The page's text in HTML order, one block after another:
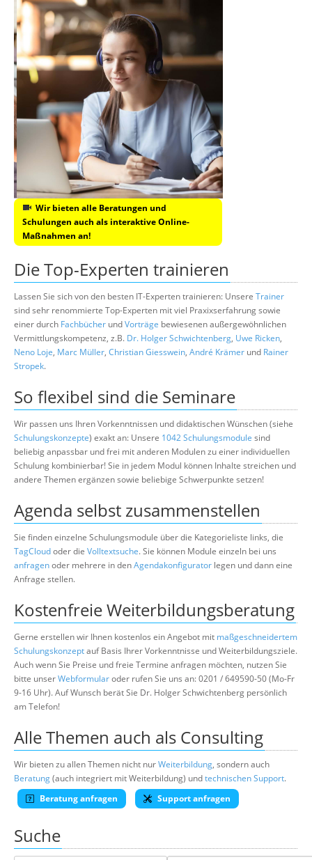
Wir bieten alle Beratungen und
Schulungen auch als interaktive Online-
Maßnahmen an!
Die Top-Experten trainieren
Lassen Sie sich von den besten IT-Experten trainieren: Unsere Trainer
sind sehr renommierte Top-Experten mit viel Praxixserfahrung sowie
einer durch Fachbücher undVorträge bewiesenen außergewöhnlichen
Vermittlungskompetenz, z.B. Dr. Holger Schwichtenberg, Uwe Ricken,
Neno Loje, Marc Müller, Christian Giesswein, André Krämer und Rainer
Stropek.
So flexibel sind die Seminare
Wir passen uns Ihren Vorkenntnissen und didaktischen Wünschen (siehe
Schulungskonzepte) exakt an: Unsere 1042 Schulungsmodule sind
beliebig anpassbar und frei mit anderen Modulen zu einer individuellen
Schulung kombinierbar! Sie in jedem Modul können Inhalte streichen und
andere Themen ergänzen sowie beliebige Schwerpunkte setzen!
Agenda selbst zusammenstellen
Sie finden einzelne Schulungsmodule über die Kategorieliste links, die
TagCloudoder die Volltextsuche. Sie können Module einzeln bei uns
anfragenoder mehrere in denAgendakonfigurator legen und dann eine
Anfrage stellen.
Kostenfreie Weiterbildungsberatung
Gerne erstellen wir Ihnen kostenlos ein Angebot mit maßgeschneidertem
Schulungskonzeptauf Basis Ihrer Vorkenntnisse und Weiterbildungsziele.
Auch wenn Sie Preise und freie Termine anfragen möchten, nutzen Sie
bitte unserWebformularoder rufen Sie uns an: 0201 / 649590-50 (Mo-Fr
9-16 Uhr). Auf Wunsch berät Sie Dr. Holger Schwichtenberg persönlich
am Telefon!
Alle Themen auch als Consulting
Wir bieten zu allen Themen nicht nurWeiterbildung, sondern auch
Beratung(auch integriert mit Weiterbildung) undtechnischen Support.
Beratung anfragen
Support anfragen
Suche